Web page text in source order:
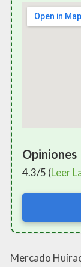
Opiniones
4.3/5 (Leer
Mercado